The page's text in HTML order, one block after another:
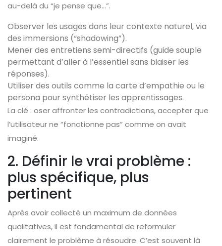
au-delà du “je pense que…”.
Observer les usages dans leur contexte naturel, via
des immersions (“shadowing”).
Mener des entretiens semi-directifs (guide souple
permettant d’aller à l’essentiel sans biaiser les
réponses).
Utiliser des outils comme la carte d’empathie ou le
persona pour synthétiser les apprentissages.
La clé : oser affronter les contradictions, accepter que
l’utilisateur ne “fonctionne pas” comme on avait
imaginé.
2. Définir le vrai problème :
plus spécifique, plus
pertinent
Après avoir collecté un maximum de données
qualitatives, il est fondamental de reformuler
clairement le problème à résoudre. C’est souvent là